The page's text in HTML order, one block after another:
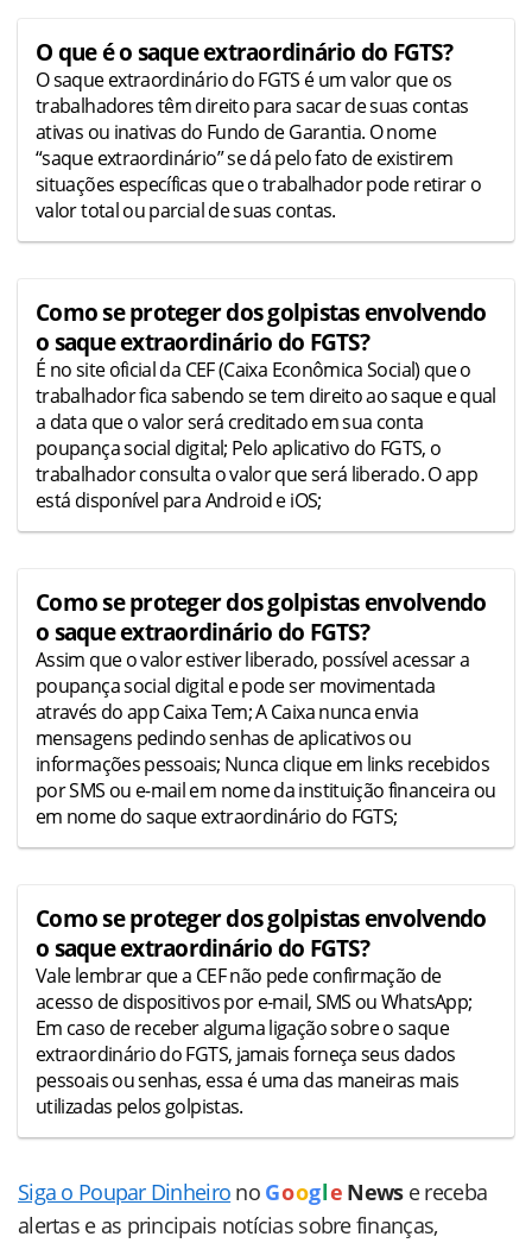
O que é o saque extraordinário do FGTS?
O saque extraordinário do FGTS é um valor que os
trabalhadores têm direito para sacar de suas contas
ativas ou inativas do Fundo de Garantia. O nome
“saque extraordinário” se dá pelo fato de existirem
situações específicas que o trabalhador pode retirar o
valor total ou parcial de suas contas.
Como se proteger dos golpistas envolvendo
o saque extraordinário do FGTS?
É no site oficial da CEF (Caixa Econômica Social) que o
trabalhador fica sabendo se tem direito ao saque e qual
a data que o valor será creditado em sua conta
poupança social digital; Pelo aplicativo do FGTS, o
trabalhador consulta o valor que será liberado. O app
está disponível para Android e iOS;
Como se proteger dos golpistas envolvendo
o saque extraordinário do FGTS?
Assim que o valor estiver liberado, possível acessar a
poupança social digital e pode ser movimentada
através do app Caixa Tem; A Caixa nunca envia
mensagens pedindo senhas de aplicativos ou
informações pessoais; Nunca clique em links recebidos
por SMS ou e-mail em nome da instituição financeira ou
em nome do saque extraordinário do FGTS;
Como se proteger dos golpistas envolvendo
o saque extraordinário do FGTS?
Vale lembrar que a CEF não pede confirmação de
acesso de dispositivos por e-mail, SMS ou WhatsApp;
Em caso de receber alguma ligação sobre o saque
extraordinário do FGTS, jamais forneça seus dados
pessoais ou senhas, essa é uma das maneiras mais
utilizadas pelos golpistas.
Siga o Poupar Dinheiro no Goog le News e receba
alertas e as principais notícias sobre finanças,